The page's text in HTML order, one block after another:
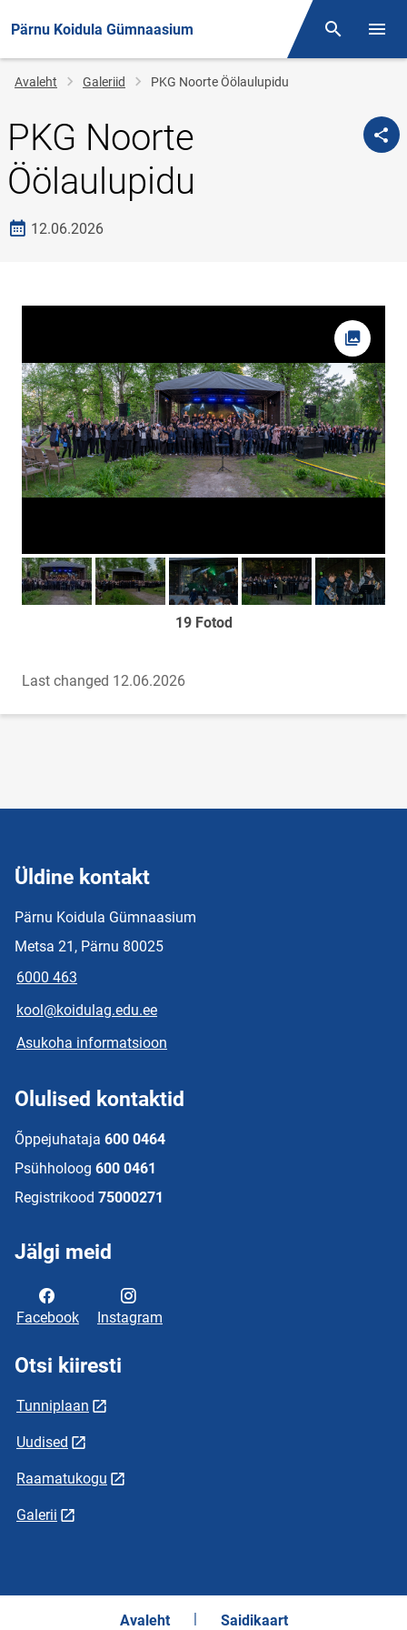
Pärnu Koidula Gümnaasium Otsing
Jälglink
Avaleht Galeriid PKG Noorte Öölaulupidu
PKG Noorte
Öölaulupidu
Loomise kuupäev
12.06.2026
Foto
Too foto fookusesseToo foto fookusesseToo foto fookusesseToo foto fookusesse
Too foto
19 Fotod
Last changed 12.06.2026
Üldine kontakt
Pärnu Koidula Gümnaasium
Metsa 21, Pärnu 80025
6000 463
kool@koidulag.edu.ee
Asukoha informatsioon
Olulised kontaktid
Õppejuhataja 600 0464
Psühholoog 600 0461
Registrikood 75000271
Jälgi meid
Facebook Instagram
Otsi kiiresti
Tunniplaan
Uudised
Raamatukogu
Galerii
Avaleht Saidikaart